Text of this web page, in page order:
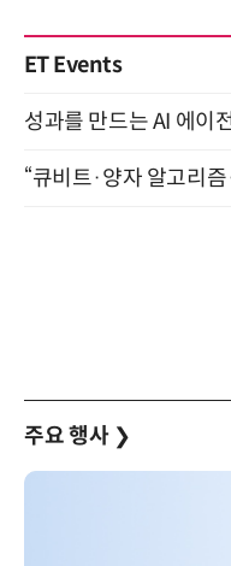
ET Events
주요 행사 ❯